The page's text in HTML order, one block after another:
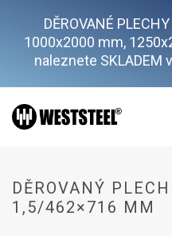
DĚROVANÉ
1000x2000 mm,
naleznete SKLADEM
DĚROVANÝ
1,5/462×716 MM